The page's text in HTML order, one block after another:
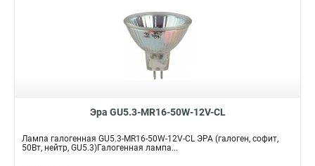
Эра GU5.3-MR16-50W-12V-CL
Лампа галогенная GU5.3-MR16-50W-12V-CL ЭРА (галоген, софит,
50Вт, нейтр, GU5.3)Галогенная лампа...